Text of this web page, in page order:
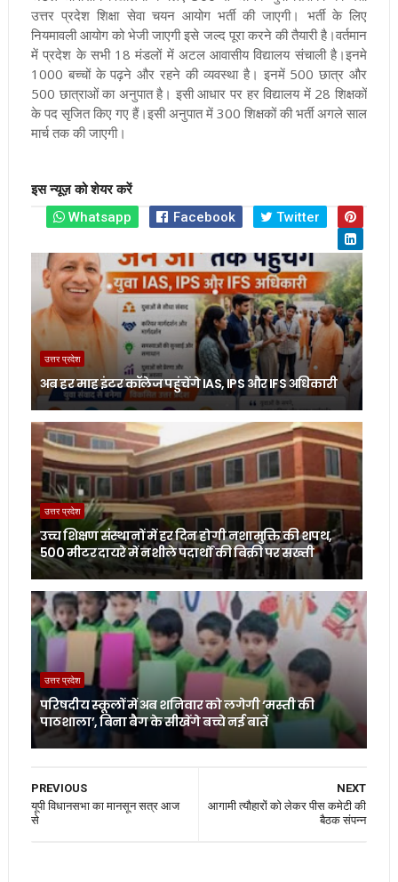
उत्तर प्रदेश शिक्षा सेवा चयन आयोग भर्ती की जाएगी। भर्ती के लिए
नियमावली आयोग को भेजी जाएगी इसे जल्द पूरा करने की तैयारी है ।वर्तमान
में प्रदेश के सभी 18 मंडलों में अटल आवासीय विद्यालय संचाली है।इनमे
1000 बच्चों के पढ़ने और रहने की व्यवस्था है। इनमें 500 छात्र और
500 छात्राओं का अनुपात है। इसी आधार पर हर विद्यालय में 28 शिक्षकों
के पद सृजित किए गए हैं।इसी अनुपात में 300 शिक्षकों की भर्ती अगले साल
मार्च तक की जाएगी।
इस न्यूज़ को शेयर करें
Whatsapp
Facebook Twitter
उत्तर प्रदेश
अब हर माह इंटर कॉलेज पहुंचेंगे IAS, IPS और IFS अधिकारी
उत्तर प्रदेश
उच्च शिक्षण संस्थानों में हर दिन होगी नशामुक्ति की शपथ,
500 मीटर दायरे में नशीले पदार्थों की बिक्री पर सख्ती
उत्तर प्रदेश
परिषदीय स्कूलों में अब शनिवार को लगेगी ‘मस्ती की
पाठशाला’, बिना बैग के सीखेंगे बच्चे नई बातें
NEXT
आगामी त्यौहारों को लेकर पीस कमेटी की
बैठक संपन्न
PREVIOUS
यूपी विधानसभा का मानसून सत्र आज
से